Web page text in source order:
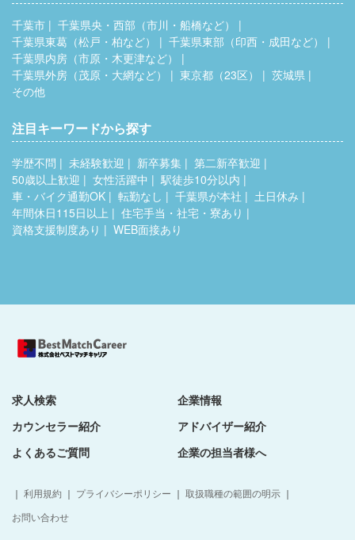
千葉市
千葉県央・西部（市川・船橋など）
千葉県東葛（松戸・柏など）
千葉県東部（印西・成田など）
千葉県内房（市原・木更津など）
千葉県外房（茂原・大網など）
東京都（23区）
茨城県
その他
注目キーワードから探す
学歴不問 未経験歓迎 新卒募集
第二新卒歓迎
50歳以上歓迎
女性活躍中
駅徒歩10分以内
車・バイク通勤OK
転勤なし 千葉県が本社
土日休み
年間休日115日以上
住宅手当・社宅・寮あり
資格支援制度あり
WEB面接あり
求人検索
企業情報
カウンセラー紹介
アドバイザー紹介
よくあるご質問
企業の担当者様へ
｜ 利用規約 ｜ プライバシーポリシー ｜ 取扱職種の範囲の明示 ｜
お問い合わせ